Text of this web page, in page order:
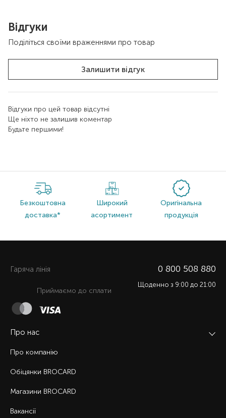
Відгуки
Поділіться своїми враженнями про товар
Залишити відгук
Відгуки про цей товар відсутні
Ще ніхто не залишив коментар
Будьте першими!
Безкоштовна
доставка*
Широкий
асортимент
Оригінальна
продукція
Про нас
Про компанію
Обіцянки BROCARD
Магазини BROCARD
Вакансії
Гаряча лiнiя 0 800 508 880
Щоденно з 9:00 до 21:00
Приймаємо до сплати